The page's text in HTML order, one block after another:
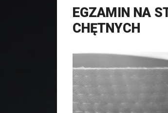
EGZAMIN NA
CHĘTNYCH